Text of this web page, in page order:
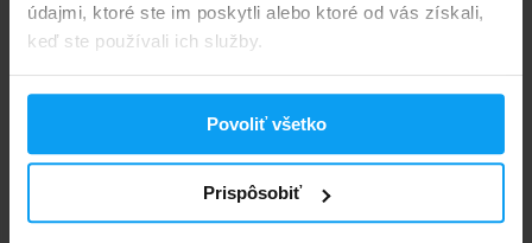
údajmi, ktoré ste im poskytli alebo ktoré od vás získali,
keď ste používali ich služby.
Povoliť všetko
PrispôsobiťVoxberg